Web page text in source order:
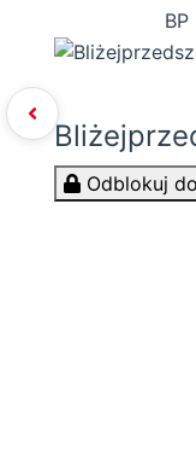
Odblokuj